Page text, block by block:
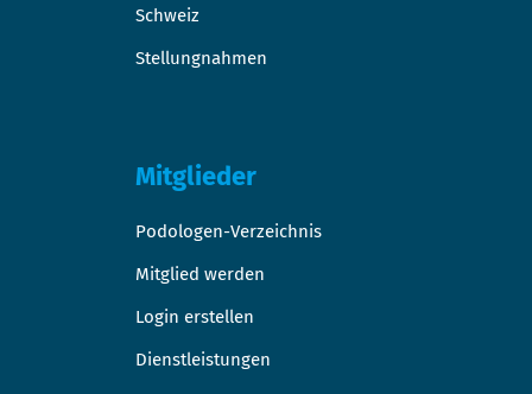
Schweiz
Stellungnahmen
Mitglieder
Podologen-Verzeichnis
Mitglied werden
Login erstellen
Dienstleistungen